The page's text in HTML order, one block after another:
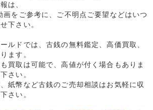
は、
画をご参考に、ご不明点ご要望などはいつ
下さい。
ルドでは、古銭の無料鑑定、高価買取、
ます。
買取は可能で、高値が付く場合もありま
さい。
紙幣など古銭のご売却相談はお気軽に収
さい。